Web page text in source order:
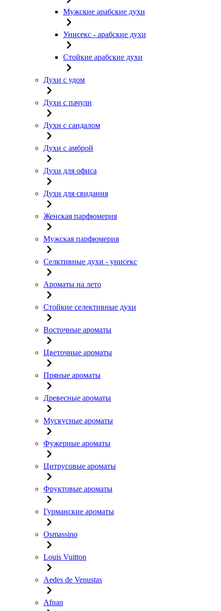
Мужские арабские духи
Унисекс - арабские духи
Стойкие арабские духи
Духи с удом
Духи с пачули
Духи с сандалом
Духи с амброй
Духи для офиса
Духи для свидания
Женская парфюмерия
Мужская парфюмерия
Селктивные духи - унисекс
Ароматы на лето
Стойкие селективные духи
Восточные ароматы
Цветочные ароматы
Пряные ароматы
Древесные ароматы
Мускусные ароматы
Фужерные ароматы
Цитрусовые ароматы
Фруктовые ароматы
Гурманские ароматы
Osmassino
Louis Vuitton
Aedes de Venustas
Afnan